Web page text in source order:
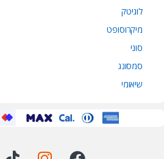
לוגיטק
מיקרוסופט
סוני
סמסונג
שיאומי